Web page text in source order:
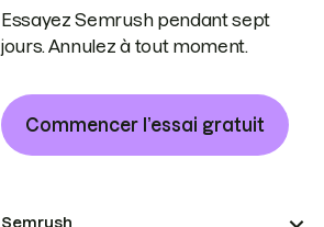
Essayez Semrush pendant sept
jours. Annulez à tout moment.
Commencer l’essai gratuit
Semrush